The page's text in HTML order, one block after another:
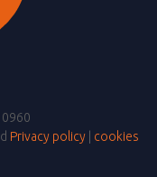
Privacy policy| cookies